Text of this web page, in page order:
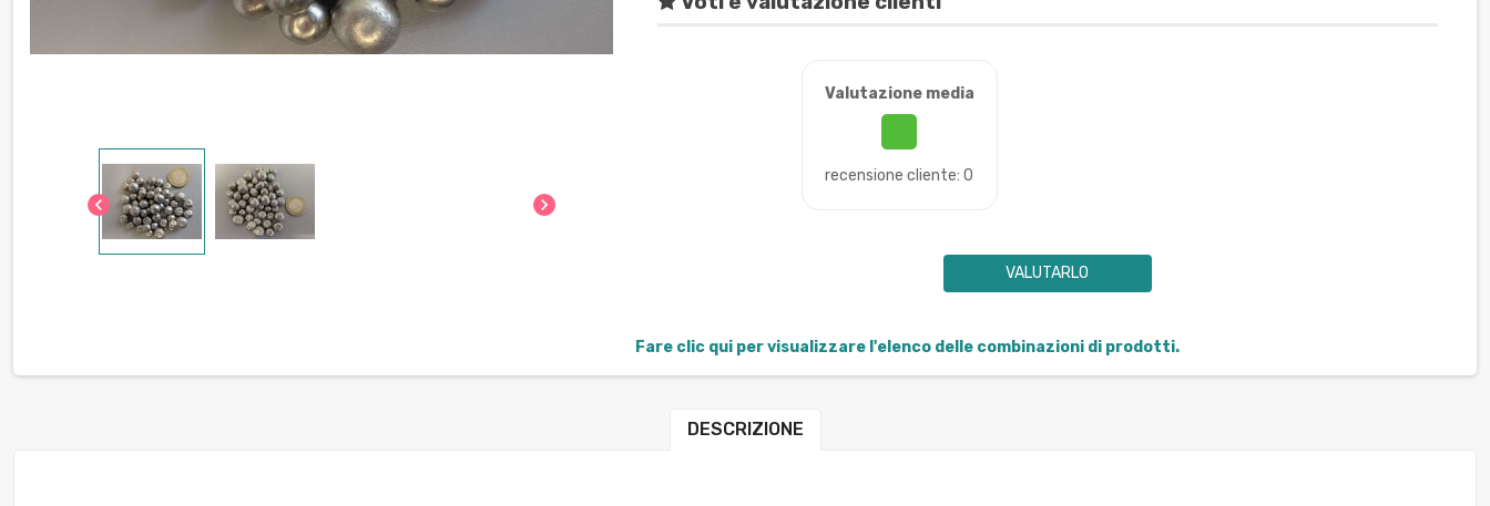
chevron_left chevron_right
Valutazione media
recensione cliente: 0
VALUTARLO
Fare clic qui per visualizzare l'elenco delle combinazioni di prodotti.
DESCRIZIONE